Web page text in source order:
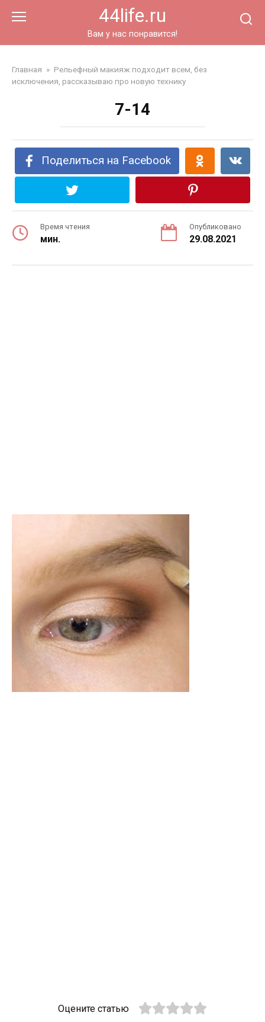
44life.ru
Вам у нас понравится!
Главная » Рельефный макияж подходит всем, без
исключения, рассказываю про новую технику
7-14
Поделиться на Facebook
Время чтения
мин.
Опубликовано
29.08.2021
Оцените статью